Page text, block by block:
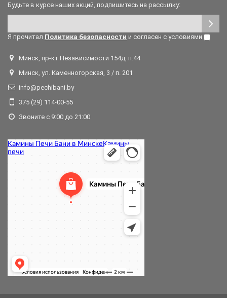
Будьте в курсе наших акций, подпишитесь на рассылку:
Я прочитал Политика безопасности и согласен с условиями
Минск, пр-кт Независимости 154д, п.44
Минск, ул. Каменногорская, 3 / п. 201
info@pechibani.by
375 (29) 114-00-55
Звоните с 9:00 до 21:00